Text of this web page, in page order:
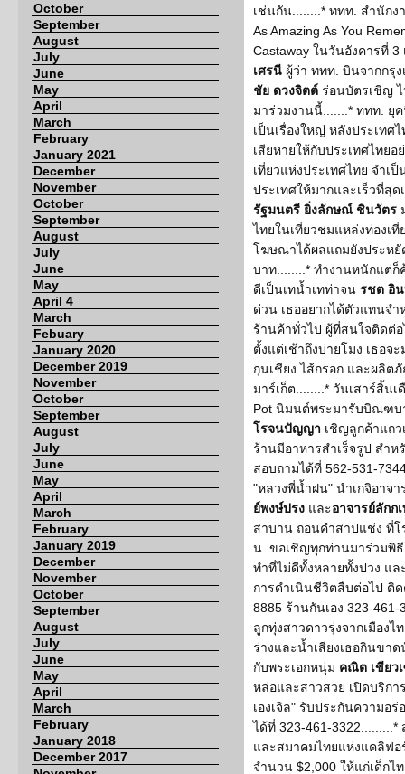
October
September
August
July
June
May
April
March
February
January 2021
December
November
October
September
August
July
June
May
April 4
March
Febuary
January 2020
December 2019
November
October
September
August
July
June
May
April
March
February
January 2019
December
November
October
September
August
July
June
May
April
March
February
January 2018
December 2017
เช่นกัน........* ททท. สำนักง
As Amazing As You
Castaway ในวันอังคารที่
เศรนี ผู้ว่า ททท. บินจากกรุ
ชัย ดวงจิตต์ ร่อนบัตรเชิญ ไ
มาร่วมงานนี้.......* ททท. ยุ
เป็นเรื่องใหญ่ หลังประเท
เสียหายให้กับประเทศไทย
เที่ยวแห่งประเทศไทย จำเ
ประเทศให้มากและเร็วที่สุ
รัฐมนตรี ยิ่งลักษณ์ ชินวัตร
ไทยในเที่ยวชมแหล่งท่องเ
โฆษณาได้ผลแถมยังประหยั
บาท........* ทำงานหนักแต่
ดีเป็นเทน้ำเทท่าจน รชต อิ
ด่วน เธออยากได้ตัวแทนจ
ร้านค้าทั่วไป ผู้ที่สนใจติดต่อ
ตั้งแต่เช้าถึงบ่ายโมง เธอจ
กุนเชียง ไส้กรอก และผลิ
มาร์เก็ต........* วันเสาร์สิ้น
Pot นิมนต์พระมารับบิณฑบ
โรจนปัญญา เชิญลูกค้าแถว
ร้านมีอาหารสำเร็จรูป สำห
สอบถามได้ที่ 562-531-
"หลวงพี่น้ำฝน" นำเกจิอาจา
ย์พงษ์ปรง และอาจารย์ลักก
สาบาน ถอนคำสาปแช่ง ที่
น. ขอเชิญทุกท่านมาร่วมพิธี
ทำที่ไม่ดีทั้งหลายทั้งปวง แล
การดำเนินชีวิตสืบต่อไป ติ
8885 ร้านกันเอง 323-461-
ลูกทุ่งสาวดาวรุ่งจากเมือง
ร่างและน้ำเสียงเธอกินขา
กับพระเอกหนุ่ม คณิต เขียว
หล่อและสาวสวย เปิดบริกา
เองเจิล" รับประกันความอ
ได้ที่ 323-461-
และสมาคมไทยแห่งแคลิฟอ
จำนวน $2,000 ให้แก่เด็ก